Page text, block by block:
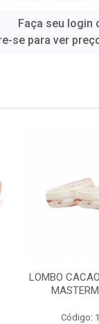
Faça seu login
se para ver
LOMBO
Código: